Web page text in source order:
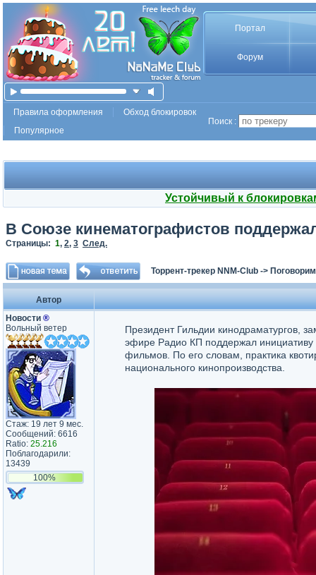
Портал
Форум
Правила оформления
Обход блокировок
Популярное
Поиск :
Устойчивый к
В Союзе кинематографистов
Страницы: 1, 2, 3 След.
Торрент-трекер NNM-Club -> Поговорим
Автор
Новости ®
Вольный ветер
Стаж: 19 лет 9 мес.
Сообщений: 6616
Ratio: 25.216
Поблагодарили:
13439
100%
Президент Гильдии кинодраматургов,
эфире Радио КП поддержал инициативу
фильмов. По его словам, практика
национального кинопроизводства.